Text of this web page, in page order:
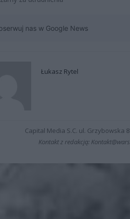
nas w Google News
Łukasz Rytel
Capital Media S.C. ul. Grzybowska
Kontakt z redakcją: